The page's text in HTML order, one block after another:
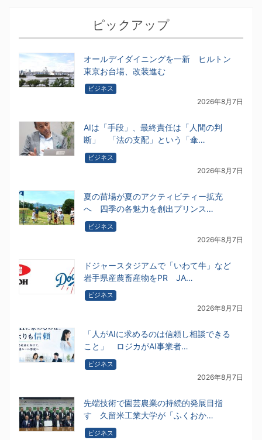
ピックアップ
オールデイダイニングを一新 ヒルトン
東京お台場、改装進む
ビジネス
2026年8月7日
AIは「手段」、最終責任は「人間の判
断」 「法の支配」という「傘…
ビジネス
2026年8月7日
夏の苗場が夏のアクティビティー拡充
へ 四季の各魅力を創出プリンス…
ビジネス
2026年8月7日
ドジャースタジアムで「いわて牛」など
岩手県産農畜産物をPR JA…
ビジネス
2026年8月7日
「人がAIに求めるのは信頼し相談できる
こと」 ロジカがAI事業者…
ビジネス
2026年8月7日
先端技術で園芸農業の持続的発展目指
す 久留米工業大学が「ふくおか…
ビジネス